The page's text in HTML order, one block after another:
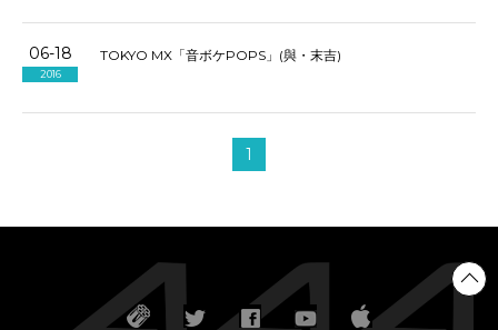
06-18
2016
TOKYO MX「音ボケPOPS」(與・末吉)
1